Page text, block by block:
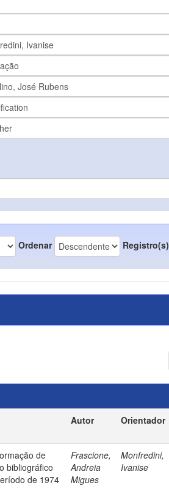
Ordenar Registro(s)
Autor Orientador
de
bibliográfico
de 1974
Frascione,
Andreia
Migues
Monfredini,
Ivanise